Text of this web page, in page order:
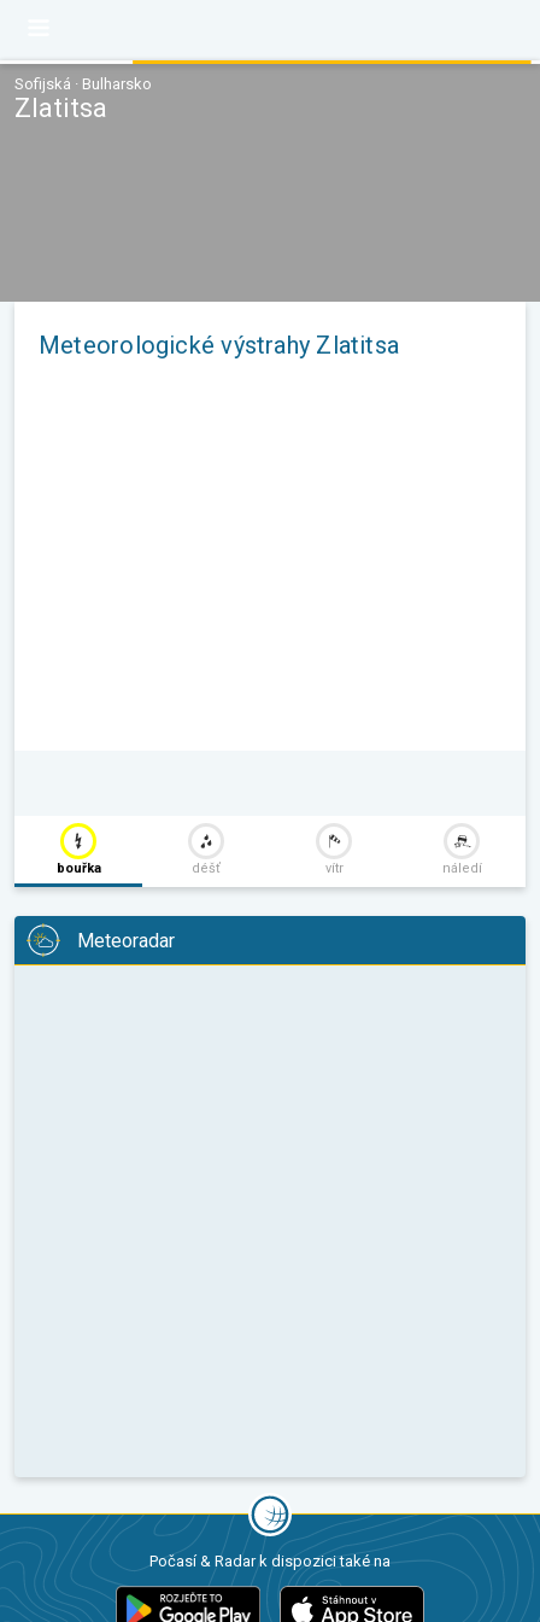
Sofijská · Bulharsko
Zlatitsa
Meteorologické výstrahy Zlatitsa
bouřka déšť vítr náledí
Meteoradar
Počasí & Radar k dispozici také na